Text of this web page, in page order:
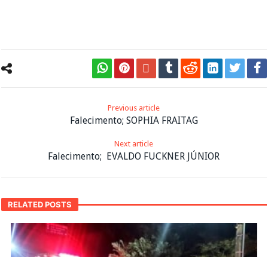
Previous article
Falecimento; SOPHIA FRAITAG
Next article
Falecimento; EVALDO FUCKNER JÚNIOR
RELATED POSTS